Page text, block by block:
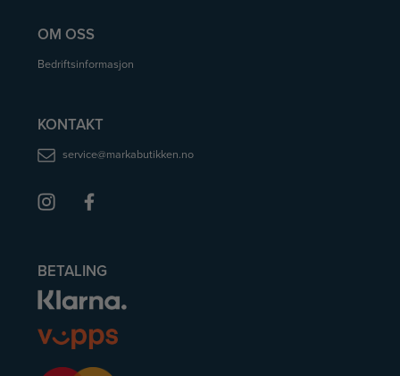
OM OSS
Bedriftsinformasjon
KONTAKT
service@markabutikken.no
BETALING